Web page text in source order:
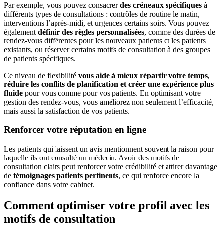
Par exemple, vous pouvez consacrerdes créneaux spécifiques à
différents types de consultations : contrôles de routine le matin,
interventions l’après-midi, et urgences certains soirs. Vous pouvez
également définir des règles personnalisées, comme des durées de
rendez-vous différentes pour les nouveaux patients et les patients
existants, ou réserver certains motifs de consultation à des groupes
de patients spécifiques.
Ce niveau de flexibilité vous aide à mieux répartir votre temps,
réduire les conflits de planification et créer une expérience plus
fluide pour vous comme pour vos patients. En optimisant votre
gestion des rendez-vous, vous améliorez non seulement l’efficacité,
mais aussi la satisfaction de vos patients.
Renforcer votre réputation en ligne
Les patients qui laissent un avis mentionnent souvent la raison pour
laquelle ils ont consulté un médecin. Avoir des motifs de
consultation clairs peut renforcer votre crédibilité et attirer davantage
de témoignages patients pertinents, ce qui renforce encore la
confiance dans votre cabinet.
Comment optimiser votre profil avec les
motifs de consultation